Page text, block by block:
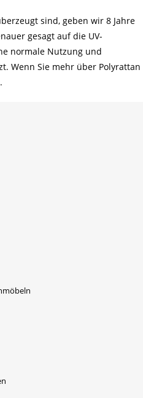
sind, geben wir 8 Jahre
gesagt auf die UV-
normale Nutzung und
Wenn Sie mehr über Polyrattan
.